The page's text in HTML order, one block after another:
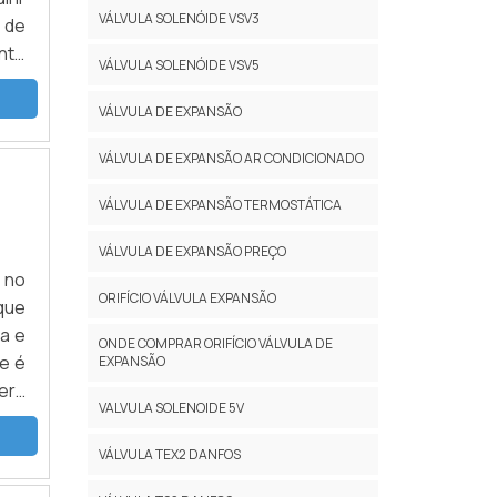
3
o
e
é
VÁLVULA SOLENÓIDE VSV3
VÁLVULA SOLENÓIDE VSV5
VÁLVULA DE EXPANSÃO
VÁLVULA DE EXPANSÃO AR CONDICIONADO
VÁLVULA DE EXPANSÃO TERMOSTÁTICA
VÁLVULA DE EXPANSÃO PREÇO
ORIFÍCIO VÁLVULA EXPANSÃO
ONDE COMPRAR ORIFÍCIO VÁLVULA DE
EXPANSÃO
VALVULA SOLENOIDE 5V
VÁLVULA TEX2 DANFOS